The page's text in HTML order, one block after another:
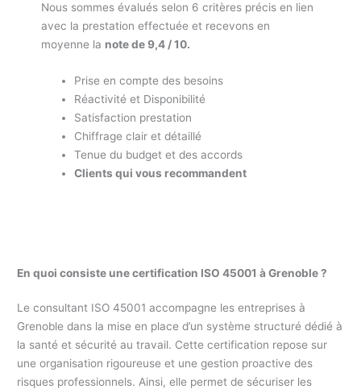
Nous sommes évalués selon 6 critères précis en lien
avec la prestation effectuée et recevons en
moyenne la note de 9,4 / 10.
Prise en compte des besoins
Réactivité et Disponibilité
Satisfaction prestation
Chiffrage clair et détaillé
Tenue du budget et des accords
Clients qui vous recommandent
En quoi consiste une certification ISO 45001 à Grenoble ?
Le consultant ISO 45001 accompagne les entreprises à
Grenoble dans la mise en place d’un système structuré dédié à
la santé et sécurité au travail. Cette certification repose sur
une organisation rigoureuse et une gestion proactive des
risques professionnels. Ainsi, elle permet de sécuriser les